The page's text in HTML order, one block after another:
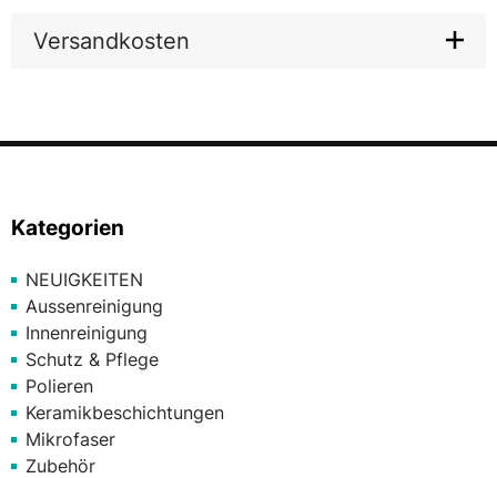
Versandkosten
Kategorien
NEUIGKEITEN
Aussenreinigung
Innenreinigung
Schutz & Pflege
Polieren
Keramikbeschichtungen
Mikrofaser
Zubehör